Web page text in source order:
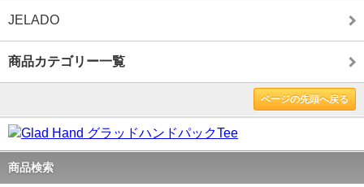
JELADO
商品カテゴリー一覧
ページの先頭へ戻る
商品検索